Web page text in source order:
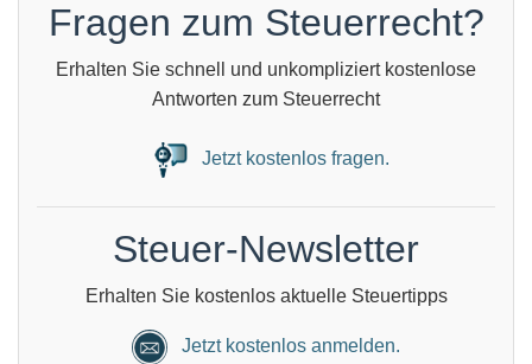
Fragen zum Steuerrecht?
Erhalten Sie schnell und unkompliziert kostenlose
Antworten zum Steuerrecht
Jetzt kostenlos fragen.
Steuer-Newsletter
Erhalten Sie kostenlos aktuelle Steuertipps
Jetzt kostenlos anmelden.